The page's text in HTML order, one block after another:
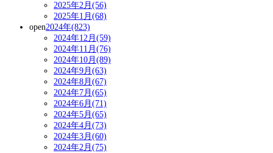
2025年2月(56)
2025年1月(68)
open2024年(823)
2024年12月(59)
2024年11月(76)
2024年10月(89)
2024年9月(63)
2024年8月(67)
2024年7月(65)
2024年6月(71)
2024年5月(65)
2024年4月(73)
2024年3月(60)
2024年2月(75)